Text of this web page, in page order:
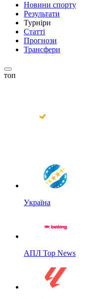
Новини спорту
Результати
Турніри
Статті
Прогнози
Трансфери
топ
Україна
АПЛ Top News